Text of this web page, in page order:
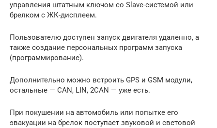
управления штатным ключом со Slave-системой или
брелком с ЖК-дисплеем.
Пользователю доступен запуск двигателя удаленно, а
также создание персональных программ запуска
(программирование).
Дополнительно можно встроить GPS и GSM модули,
остальные — CAN, LIN, 2CAN — уже есть.
При покушении на автомобиль или попытке его
эвакуации на брелок поступает звуковой и световой